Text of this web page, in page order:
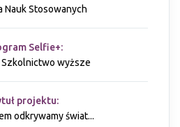
Nauk Stosowanych
Selfie+:
Szkolnictwo wyższe
projektu:
odkrywamy świat...